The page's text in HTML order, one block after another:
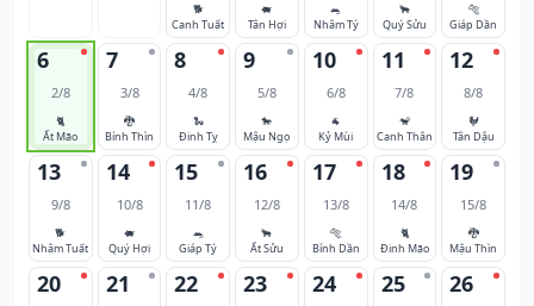
🐕
Canh Tuất
🐖
Tân Hợi
🐀
Nhâm Tý
🐂
Quý Sửu
🐅
Giáp Dần
6
2/8
🐈
Ất Mão
7
3/8
🐉
Bính Thìn
8
4/8
🐍
Đinh Tỵ
9
5/8
🐎
Mậu Ngọ
10
6/8
🐐
Kỷ Mùi
11
7/8
🐒
Canh Thân
12
8/8
🐓
Tân Dậu
13
9/8
🐕
Nhâm Tuất
14
10/8
🐖
Quý Hợi
15
11/8
🐀
Giáp Tý
16
12/8
🐂
Ất Sửu
17
13/8
🐅
Bính Dần
18
14/8
🐈
Đinh Mão
19
15/8
🐉
Mậu Thìn
20 21 22 23 24 25 26